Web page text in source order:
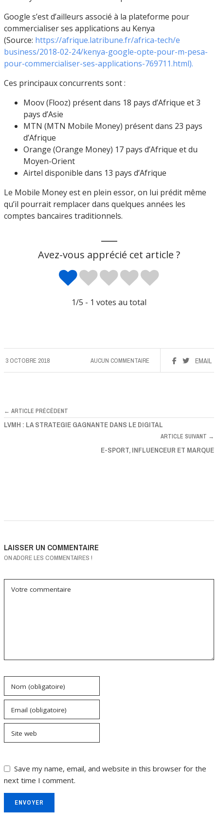
Google s’est d’ailleurs associé à la plateforme pour
commercialiser ses applications au Kenya
(Source: https://afrique.latribune.fr/africa-tech/e
business/2018-02-24/kenya-google-opte-pour-m-pesa-
pour-commercialiser-ses-applications-769711.html).
Ces principaux concurrents sont :
Moov (Flooz) présent dans 18 pays d’Afrique et 3
pays d’Asie
MTN (MTN Mobile Money) présent dans 23 pays
d’Afrique
Orange (Orange Money) 17 pays d’Afrique et du
Moyen-Orient
Airtel disponible dans 13 pays d’Afrique
Le Mobile Money est en plein essor, on lui prédit même
qu’il pourrait remplacer dans quelques années les
comptes bancaires traditionnels.
Avez-vous apprécié cet article ?
1/5 - 1 votes au total
3 OCTOBRE 2018 EMAIL
AUCUN COMMENTAIRE
← ARTICLE PRÉCÉDENT
LVMH : LA STRATEGIE GAGNANTE DANS LE DIGITAL
ARTICLE SUIVANT →
E-SPORT, INFLUENCEUR ET MARQUE
LAISSER UN COMMENTAIRE
ON ADORE LES COMMENTAIRES !
Votre commentaire
Nom (obligatoire)
Email (obligatoire)
Site web
Save my name, email, and website in this browser for the
next time I comment.
ENVOYER